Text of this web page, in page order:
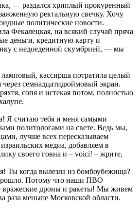
— раздался хриплый прокуренный
ректальную свечку. Хочу
политические новости.
Фекалецкая, на всякий случай пряча
деньги, кредитную карту и
с недоеденной скумбрией, — мы
кассирша потратила целый
через семнадцатидюймовый экран.
сопя и истекая потом, полностью
Я считаю тебя и меня самыми
политологами на свете. Ведь мы,
лучше всех пересказываем
медиа, добавляем в
своего говна и – voici! – жрите,
Ты когда вылезла из бомбоубежища?
Потому что наши ПВО
вражеские дроны и ракеты! Мы живем
раза меньше Московской области.